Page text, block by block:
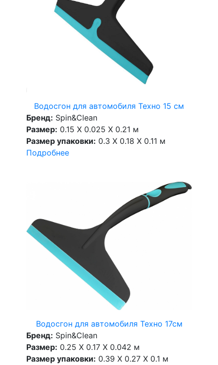
Водосгон для автомобиля Техно 15 см
Бренд: Spin&Clean
Размер: 0.15 X 0.025 X 0.21 м
Размер упаковки: 0.3 X 0.18 X 0.11 м
Подробнее
Водосгон для автомобиля Техно 17см
Бренд: Spin&Clean
Размер: 0.25 X 0.17 X 0.042 м
Размер упаковки: 0.39 X 0.27 X 0.1 м